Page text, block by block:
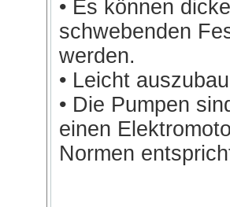
• Es können
schwebenden
werden.
• Leicht
• Die Pumpen
einen
Normen